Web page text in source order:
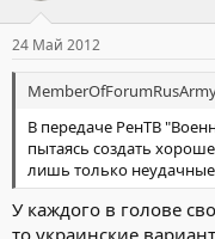
24 Май 2012
В передаче РенТВ
пытаясь создать
лишь только
У каждого в голове
то украинские